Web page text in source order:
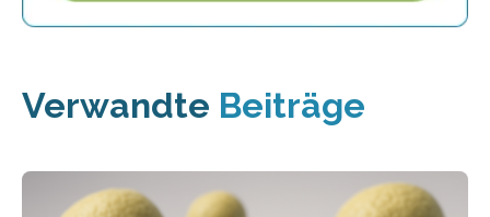
Verwandte Beiträge